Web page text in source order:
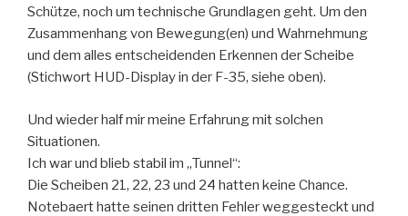
Schütze, noch um technische Grundlagen geht. Um den
Zusammenhang von Bewegung(en) und Wahrnehmung
und dem alles entscheidenden Erkennen der Scheibe
(Stichwort HUD-Display in der F-35, siehe oben).
Und wieder half mir meine Erfahrung mit solchen
Situationen.
Ich war und blieb stabil im „Tunnel“:
Die Scheiben 21, 22, 23 und 24 hatten keine Chance.
Notebaert hatte seinen dritten Fehler weggesteckt und